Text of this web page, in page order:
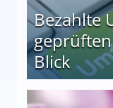
Bezahlte
Blick
auf einen Blick